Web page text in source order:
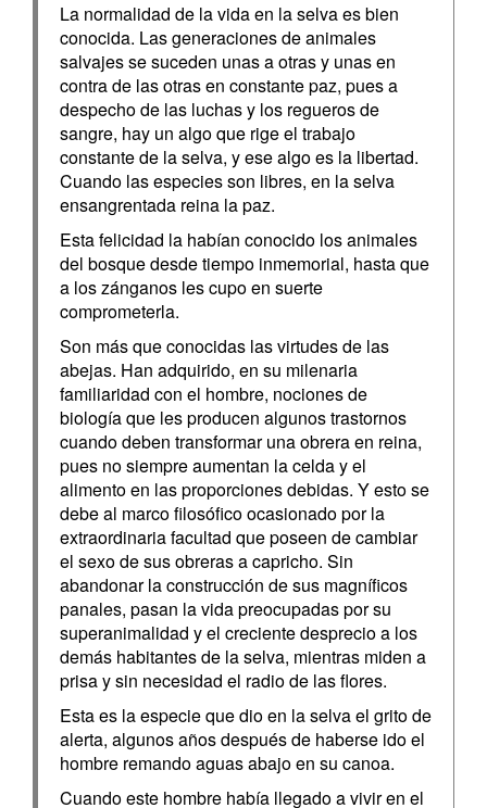
La normalidad de la vida en la selva es bien
conocida. Las generaciones de animales
salvajes se suceden unas a otras y unas en
contra de las otras en constante paz, pues a
despecho de las luchas y los regueros de
sangre, hay un algo que rige el trabajo
constante de la selva, y ese algo es la libertad.
Cuando las especies son libres, en la selva
ensangrentada reina la paz.
Esta felicidad la habían conocido los animales
del bosque desde tiempo inmemorial, hasta que
a los zánganos les cupo en suerte
comprometerla.
Son más que conocidas las virtudes de las
abejas. Han adquirido, en su milenaria
familiaridad con el hombre, nociones de
biología que les producen algunos trastornos
cuando deben transformar una obrera en reina,
pues no siempre aumentan la celda y el
alimento en las proporciones debidas. Y esto se
debe al marco filosófico ocasionado por la
extraordinaria facultad que poseen de cambiar
el sexo de sus obreras a capricho. Sin
abandonar la construcción de sus magníficos
panales, pasan la vida preocupadas por su
superanimalidad y el creciente desprecio a los
demás habitantes de la selva, mientras miden a
prisa y sin necesidad el radio de las flores.
Esta es la especie que dio en la selva el grito de
alerta, algunos años después de haberse ido el
hombre remando aguas abajo en su canoa.
Cuando este hombre había llegado a vivir en el